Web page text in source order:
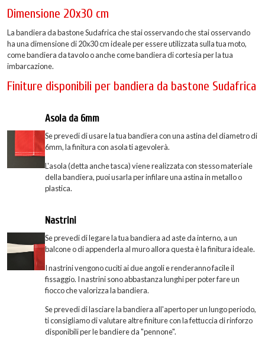
Dimensione 20x30 cm
La bandiera da bastone Sudafrica che stai osservando che stai osservando
ha una dimensione di 20x30 cm ideale per essere utilizzata sulla tua moto,
come bandiera da tavolo o anche come bandiera di cortesia per la tua
imbarcazione.
Finiture disponibili per bandiera da bastone Sudafrica
Asola da 6mm
Se prevedi di usare la tua bandiera con una astina del diametro di
6mm, la finitura con asola ti agevolerà.
L'asola (detta anche tasca) viene realizzata con stesso materiale
della bandiera, puoi usarla per infilare una astina in metallo o
plastica.
Nastrini
Se prevedi di legare la tua bandiera ad aste da interno, a un
balcone o di appenderla al muro allora questa è la finitura ideale.
I nastrini vengono cuciti ai due angoli e renderanno facile il
fissaggio. I nastrini sono abbastanza lunghi per poter fare un
fiocco che valorizza la bandiera.
Se prevedi di lasciare la bandiera all'aperto per un lungo periodo,
ti consigliamo di valutare altre finiture con la fettuccia di rinforzo
disponibili per le bandiere da "pennone".